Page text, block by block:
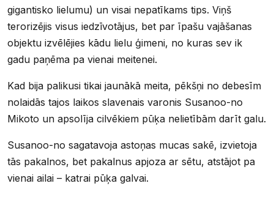
gigantisko lielumu) un visai nepatīkams tips. Viņš
terorizējis visus iedzīvotājus, bet par īpašu vajāšanas
objektu izvēlējies kādu lielu ģimeni, no kuras sev ik
gadu paņēma pa vienai meitenei.
Kad bija palikusi tikai jaunākā meita, pēkšņi no debesīm
nolaidās tajos laikos slavenais varonis Susanoo-no
Mikoto un apsolīja cilvēkiem pūķa nelietībām darīt galu.
Susanoo-no sagatavoja astoņas mucas sakē, izvietoja
tās pakalnos, bet pakalnus apjoza ar sētu, atstājot pa
vienai ailai – katrai pūķa galvai.